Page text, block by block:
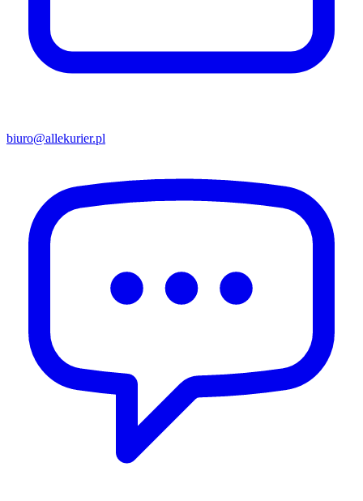
biuro@allekurier.pl